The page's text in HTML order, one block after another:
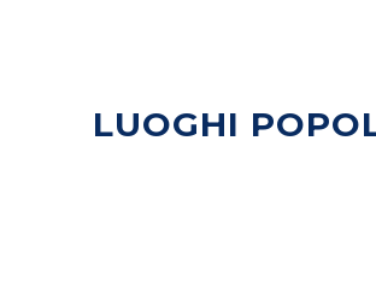
LUOGHI